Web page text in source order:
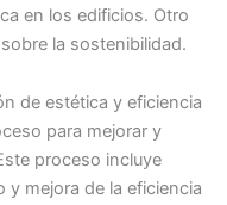
en los edificios. Otro
la sostenibilidad.
de estética y eficiencia
para mejorar y
proceso incluye
mejora de la eficiencia